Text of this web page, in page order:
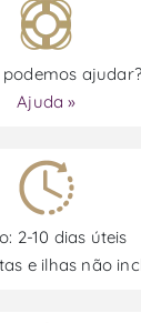
ajudar?
Ajuda »
2-10 dias úteis
e ilhas não